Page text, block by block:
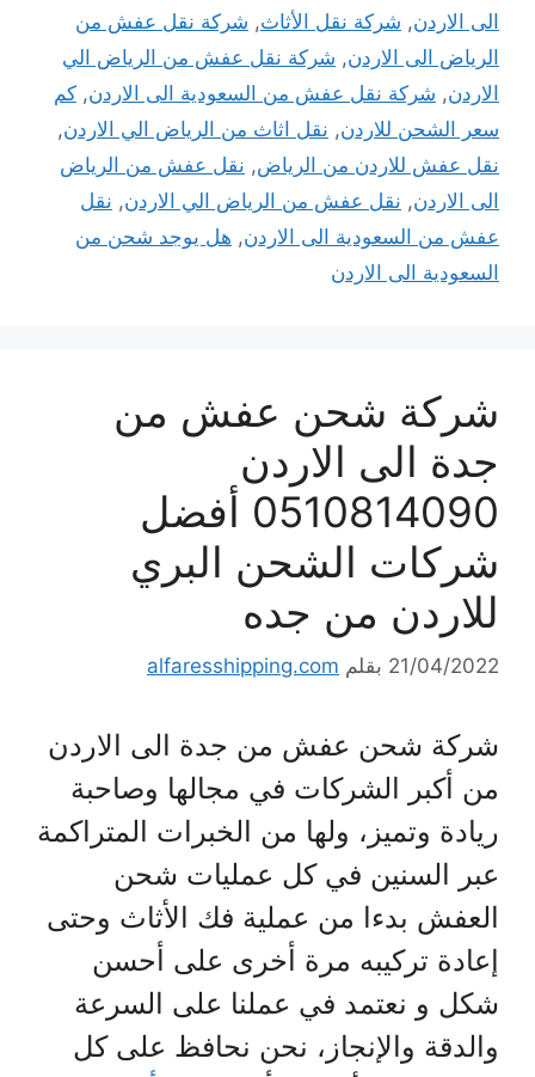
الى الاردن, شركة نقل الأثاث, شركة نقل عفش من
الرياض الى الاردن, شركة نقل عفش من الرياض الي
الاردن, شركة نقل عفش من السعودية الى الاردن, كم
سعر الشحن للاردن, نقل اثاث من الرياض الي الاردن,
نقل عفش للاردن من الرياض, نقل عفش من الرياض
الى الاردن, نقل عفش من الرياض الي الاردن, نقل
عفش من السعودية الى الاردن, هل يوجد شحن من
السعودية الى الاردن
شركة شحن عفش من
جدة الى الاردن
0510814090 أفضل
شركات الشحن البري
للاردن من جده
21/04/2022 بقلم alfaresshipping.com
شركة شحن عفش من جدة الى الاردن
من أكبر الشركات في مجالها وصاحبة
ريادة وتميز، ولها من الخبرات المتراكمة
عبر السنين في كل عمليات شحن
العفش بدءا من عملية فك الأثاث وحتى
إعادة تركيبه مرة أخرى على أحسن
شكل و نعتمد في عملنا على السرعة
والدقة والإنجاز، نحن نحافظ على كل